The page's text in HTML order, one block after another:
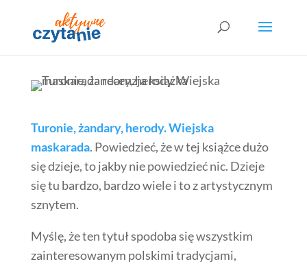
Turonie, żandary, herody. Wiejska
maskarada. Powiedzieć, że w tej książce dużo
się dzieje, to jakby nie powiedzieć nic. Dzieje
się tu bardzo, bardzo wiele i to z artystycznym
sznytem.
Myślę, że ten tytuł spodoba się wszystkim
zainteresowanym polskimi tradycjami,